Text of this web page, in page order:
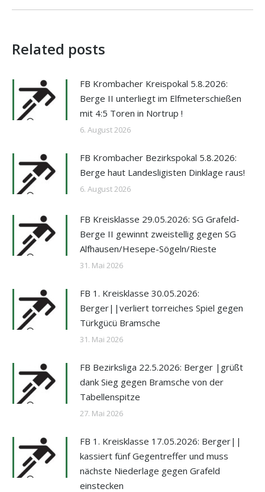
Related posts
FB Krombacher Kreispokal 5.8.2026:
Berge II unterliegt im Elfmeterschießen
mit 4:5 Toren in Nortrup !
6. August 2026
FB Krombacher Bezirkspokal 5.8.2026:
Berge haut Landesligisten Dinklage raus!
6. August 2026
FB Kreisklasse 29.05.2026: SG Grafeld-
Berge II gewinnt zweistellig gegen SG
Alfhausen/Hesepe-Sögeln/Rieste
31. Mai 2026
FB 1. Kreisklasse 30.05.2026:
Berger||verliert torreiches Spiel gegen
Türkgücü Bramsche
31. Mai 2026
FB Bezirksliga 22.5.2026: Berger |grüßt
dank Sieg gegen Bramsche von der
Tabellenspitze
27. Mai 2026
FB 1. Kreisklasse 17.05.2026: Berger||
kassiert fünf Gegentreffer und muss
nächste Niederlage gegen Grafeld
einstecken